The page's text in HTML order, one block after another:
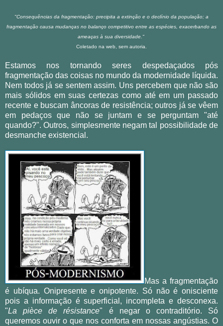
"Consequências da fragmentação: precipita a extinção e o declínio da população; a
fragmentação causa mudanças no balanço competitivo entre as espécies, exacerbando as
ameaças à sua diversidade."
Coletado na web, sem autoria.
Estamos nos tornando seres despedaçados pós
fragmentação das coisas no mundo da modernidade líquida.
Nem todos já se sentem assim. Uns percebem que não são
mais sólidos em suas certezas como até em um passado
recente e buscam âncoras de resistência; outros já se vêem
em pedaços que não se juntam e se perguntam "até
quando?". Outros, simplesmente negam tal possibilidade de
desmanche existencial.
Mas a fragmentação
é ubíqua. Onipresente e onipotente. Só não é onisciente
pois a informação é superficial, incompleta e desconexa.
"La pièce de résistance" é negar o contraditório. Só
queremos ouvir o que nos conforta em nossas angústias. O